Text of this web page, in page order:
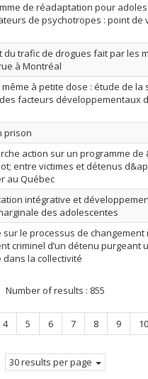
de réadaptation pour
de psychotropes : point de
du trafic de drogues fait par les
à Montréal
à petite dose : étude de la
facteurs développementaux
prison
action sur un programme de
entre victimes et détenus
au Québec
intégrative et
des adolescentes
sur le processus de changement
criminel d’un détenu purgeant
la collectivité
Number of results : 855
Page
4 Page
5 Page
6 Page
7 Page
8 Page
9 10
30 results per page